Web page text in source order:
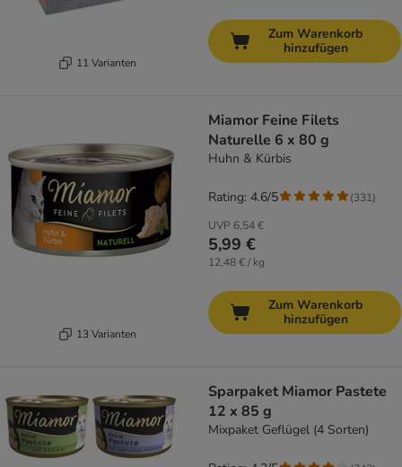
11 Varianten
Zum Warenkorb
hinzufügen
13 Varianten
Miamor Feine Filets
Naturelle 6 x 80 g
Huhn & Kürbis
UVP 6,54 €
5,99 €
12,48 € / kg
Rating: 4.6/5 (331)
Zum Warenkorb
hinzufügen
Sparpaket Miamor Pastete
12 x 85 g
Mixpaket Geflügel (4 Sorten)